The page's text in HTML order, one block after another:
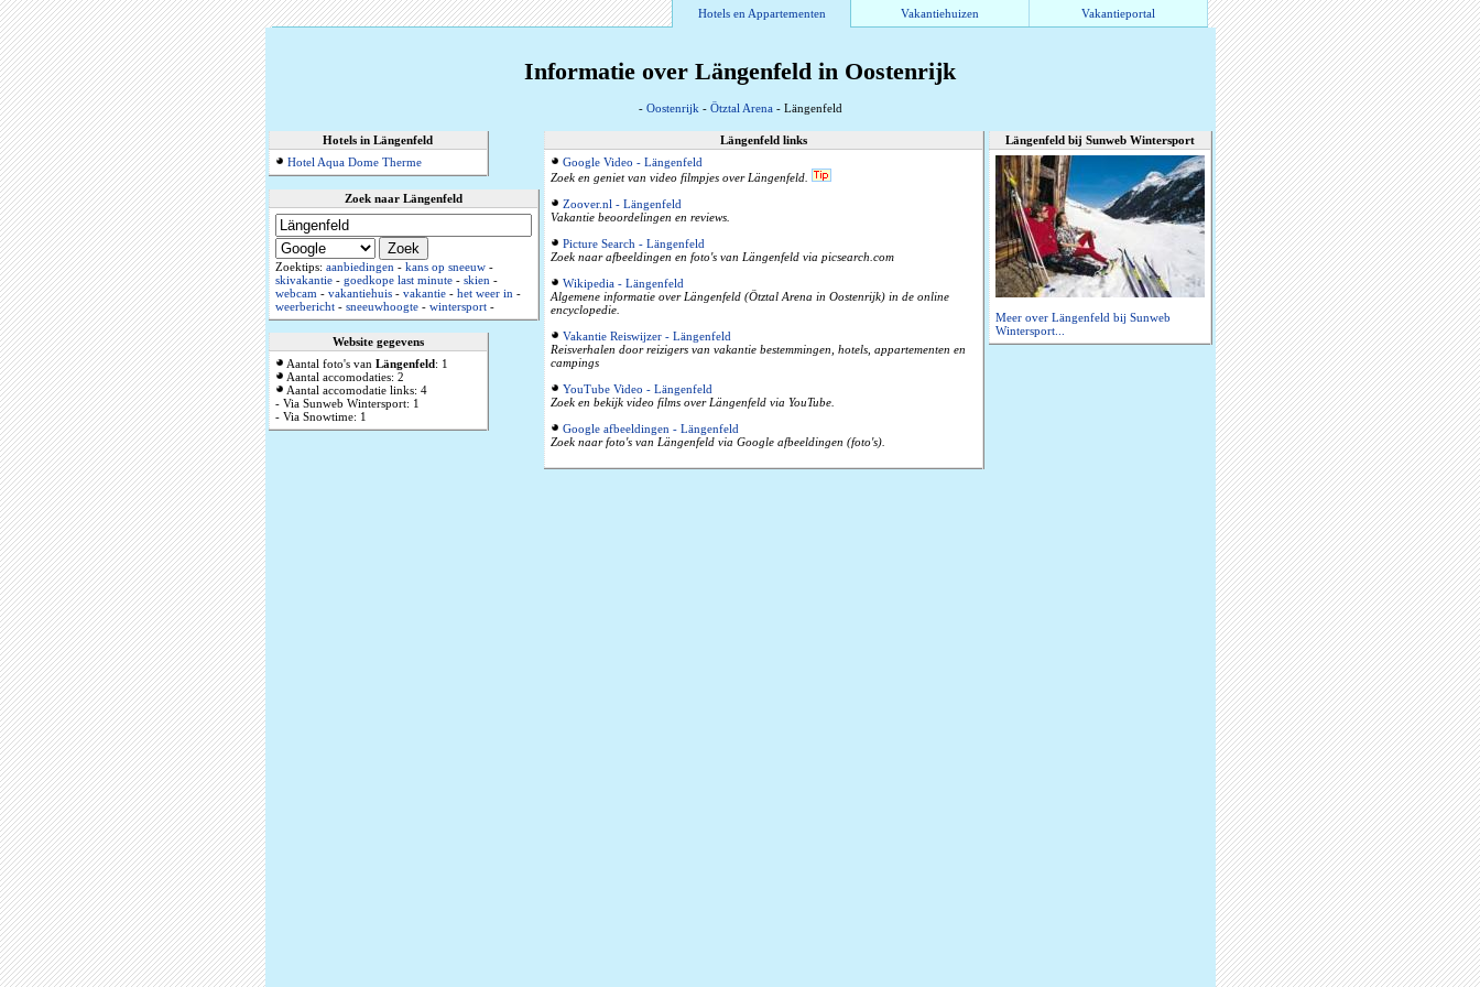
Hotels en Appartementen Vakantiehuizen Vakantieportal
Informatie over Längenfeld in Oostenrijk
- Oostenrijk- Ötztal Arena- Längenfeld
Hotels in Längenfeld
Hotel Aqua Dome Therme
Zoek naar Längenfeld
Zoektips: aanbiedingen- kans op sneeuw-
skivakantie- goedkope last minute- skien-
webcam- vakantiehuis- vakantie- het weer in-
weerbericht- sneeuwhoogte- wintersport-
Website gegevens
Aantal foto's van Längenfeld: 1
Aantal accomodaties: 2
Aantal accomodatie links: 4
- Via Sunweb Wintersport: 1
- Via Snowtime: 1
Längenfeld links
Google Video - Längenfeld
Zoek en geniet van video filmpjes over Längenfeld.
Zoover.nl - Längenfeld
Vakantie beoordelingen en reviews.
Picture Search - Längenfeld
Zoek naar afbeeldingen en foto's van Längenfeld via picsearch.com
Wikipedia - Längenfeld
Algemene informatie over Längenfeld (Ötztal Arena in Oostenrijk) in de online
encyclopedie.
Vakantie Reiswijzer - Längenfeld
Reisverhalen door reizigers van vakantie bestemmingen, hotels, appartementen en
campings
YouTube Video - Längenfeld
Zoek en bekijk video films over Längenfeld via YouTube.
Google afbeeldingen - Längenfeld
Zoek naar foto's van Längenfeld via Google afbeeldingen (foto's).
Längenfeld bij Sunweb Wintersport
Meer over Längenfeld bij Sunweb
Wintersport...